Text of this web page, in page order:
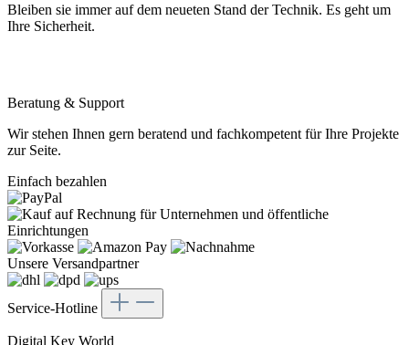
Bleiben sie immer auf dem neueten Stand der Technik. Es geht um
Ihre Sicherheit.
Beratung & Support
Wir stehen Ihnen gern beratend und fachkompetent für Ihre Projekte
zur Seite.
Einfach bezahlen
Unsere Versandpartner
Service-Hotline
Digital Key World